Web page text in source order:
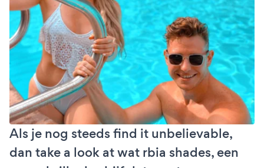
Als je nog steeds find it unbelievable,
dan take a look at wat rbia shades, een